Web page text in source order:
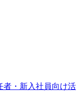
者・新入社員向け活